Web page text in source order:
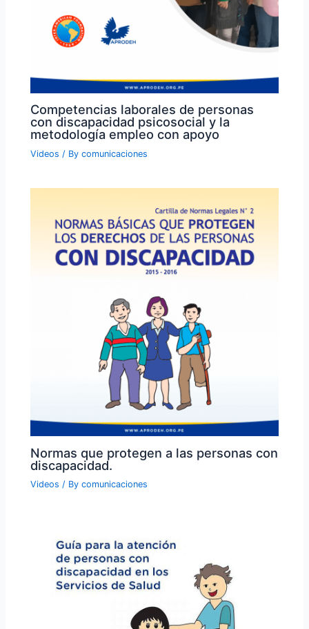
Competencias laborales de personas
con discapacidad psicosocial y la
metodología empleo con apoyo
Videos / Bycomunicaciones
Normas que protegen a las personas con
discapacidad.
Videos / Bycomunicaciones